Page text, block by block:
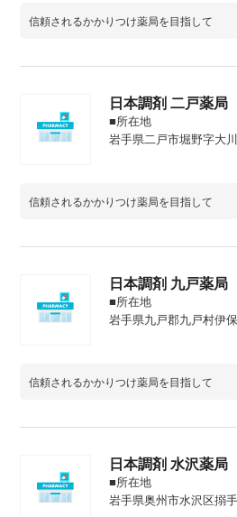
信頼されるかかりつけ薬局を目指して
日本調剤 二戸薬局
■所在地
岩手県二戸市堀野字大
信頼されるかかりつけ薬局を目指して
日本調剤 九戸薬局
■所在地
岩手県九戸郡九戸村伊
信頼されるかかりつけ薬局を目指して
日本調剤 水沢薬局
■所在地
岩手県奥州市水沢区搦